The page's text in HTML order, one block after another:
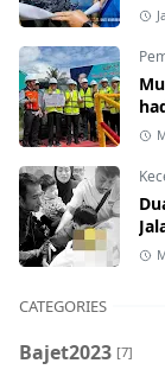
CATEGORIES
Bajet2023 [7]